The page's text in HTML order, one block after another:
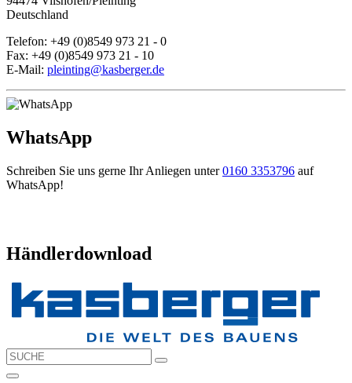
Deutschland
Telefon: +49 (0)8549 973 21 - 0
Fax: +49 (0)8549 973 21 - 10
E-Mail: pleinting@kasberger.de
WhatsApp
Schreiben Sie uns gerne Ihr Anliegen unter0160 3353796 auf
WhatsApp!
Händlerdownload